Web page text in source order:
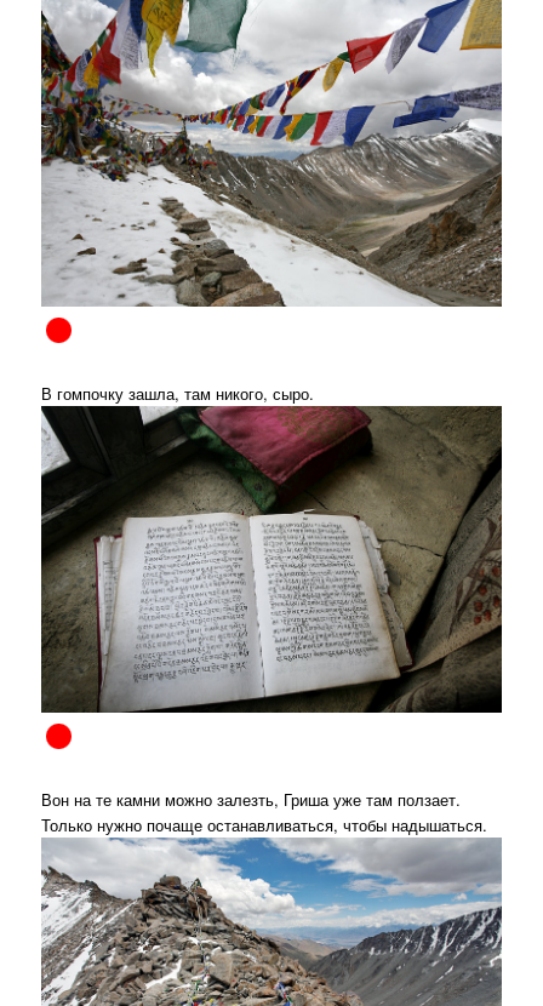
В гомпочку зашла, там никого, сыро.
Вон на те камни можно залезть, Гриша уже там ползает.
Только нужно почаще останавливаться, чтобы надышаться.